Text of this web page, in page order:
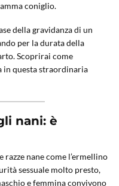
coniglio.
della gravidanza di un
per la durata della
Scoprirai come
in questa straordinaria
nani: è
nane come l’ermellino
sessuale molto presto,
e femmina convivono